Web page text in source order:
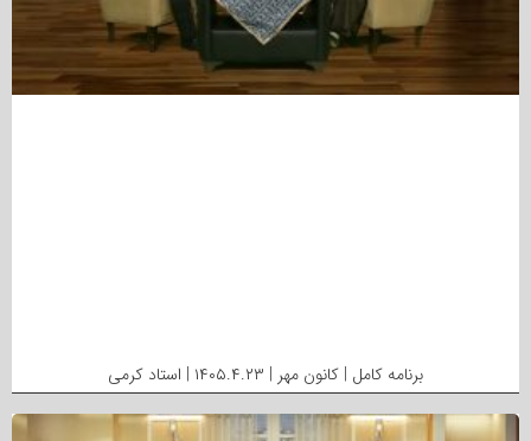
برنامه کامل | کانون مهر | ۱۴۰۵.۴.۲۳ | استاد کرمی